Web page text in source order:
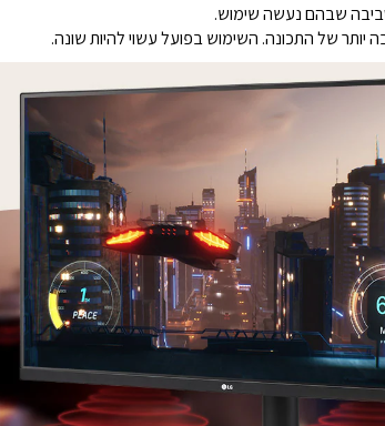
שבהם נעשה שימוש.
של התכונה. השימוש בפועל עשוי להיות שונה.